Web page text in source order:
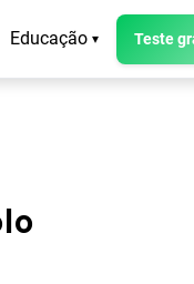
Educação ▾ Teste